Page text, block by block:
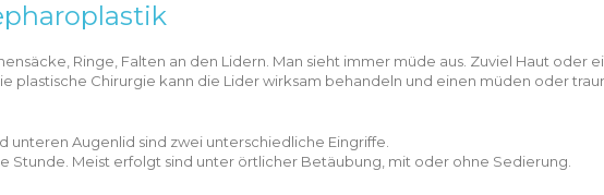
Ringe, Falten an den Lidern. Man sieht immer müde aus. Zuviel Haut oder
plastische Chirurgie kann die Lider wirksam behandeln und einen müden oder
unteren Augenlid sind zwei unterschiedliche Eingriffe.
Stunde. Meist erfolgt sind unter örtlicher Betäubung, mit oder ohne Sedierung.